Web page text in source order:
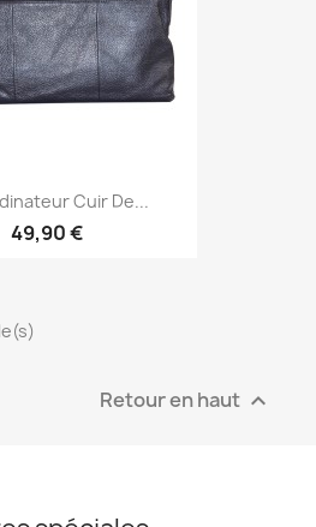
Cuir De...
49,90 €
Retour en haut 